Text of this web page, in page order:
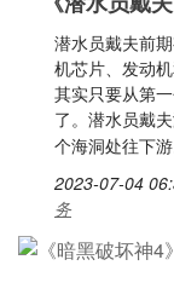
潜水员戴夫前
机芯片、发动
其实只要从第
了。潜水员戴
个海洞处往下
2023-07-04
务